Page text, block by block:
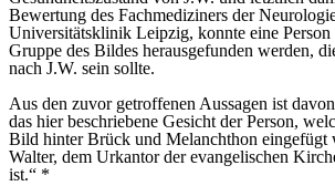
Bewertung des Fachmediziners der
Universitätsklinik Leipzig, konnte eine Person
Gruppe des Bildes herausgefunden werden,
nach J.W. sein sollte.
Aus den zuvor getroffenen Aussagen ist
das hier beschriebene Gesicht der Person,
Bild hinter Brück und Melanchthon eingefügt
Walter, dem Urkantor der evangelischen
ist.“ *